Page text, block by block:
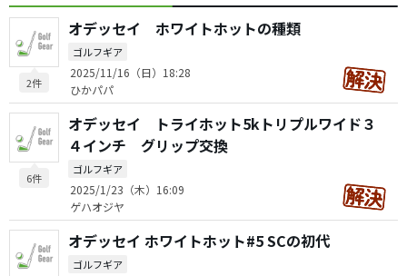
2件
オデッセイ ホワイトホットの種類
ゴルフギア
2025/11/16（日）18:28
ひかパパ
6件
オデッセイ トライホット5kトリプルワイド３
４インチ グリップ交換
ゴルフギア
2025/1/23（木）16:09
ゲハオジヤ
オデッセイ ホワイトホット#5 SCの初代
ゴルフギア